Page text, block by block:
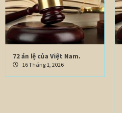
72 án lệ của Việt Nam.
16 Tháng 1, 2026